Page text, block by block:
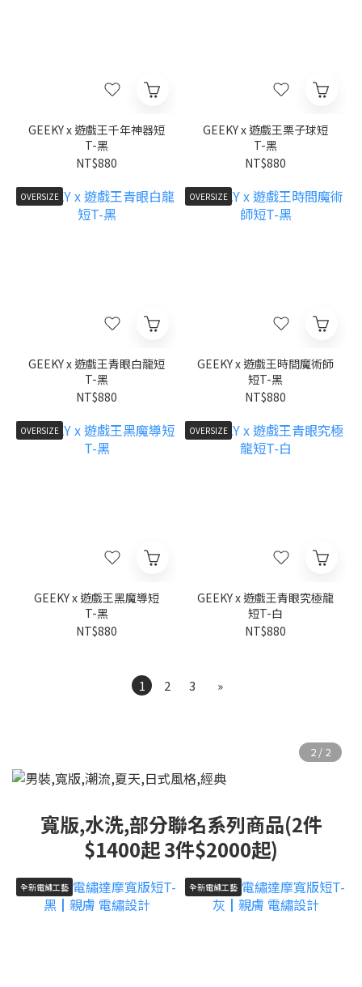
GEEKY x 遊戲王千年神器短
T-黑
NT$880
GEEKY x 遊戲王栗子球短
T-黑
NT$880
OVERSIZE
GEEKY x 遊戲王青眼白龍短
T-黑
NT$880
OVERSIZE
GEEKY x 遊戲王時間魔術師
短T-黑
NT$880
OVERSIZE
GEEKY x 遊戲王黑魔導短
T-黑
NT$880
OVERSIZE
GEEKY x 遊戲王青眼究極龍
短T-白
NT$880
1 2 3 »
寬版,水洗,部分聯名系列商品(2件
$1400起 3件$2000起)
全新電繡工藝 全新電繡工藝